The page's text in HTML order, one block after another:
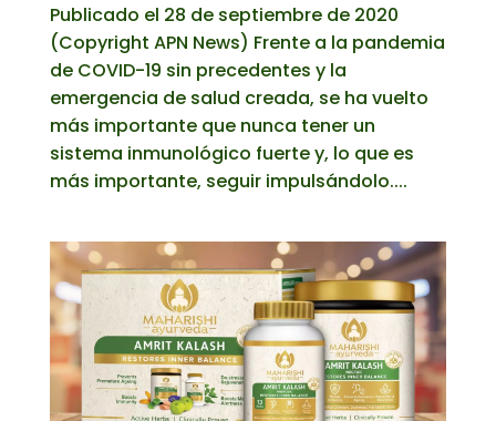
Publicado el 28 de septiembre de 2020
(Copyright APN News) Frente a la pandemia
de COVID-19 sin precedentes y la
emergencia de salud creada, se ha vuelto
más importante que nunca tener un
sistema inmunológico fuerte y, lo que es
más importante, seguir impulsándolo....